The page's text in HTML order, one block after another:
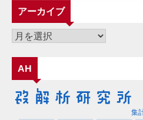
ゴ
リ
ー
アーカイブ
ア
カ
イ
ブ
AH